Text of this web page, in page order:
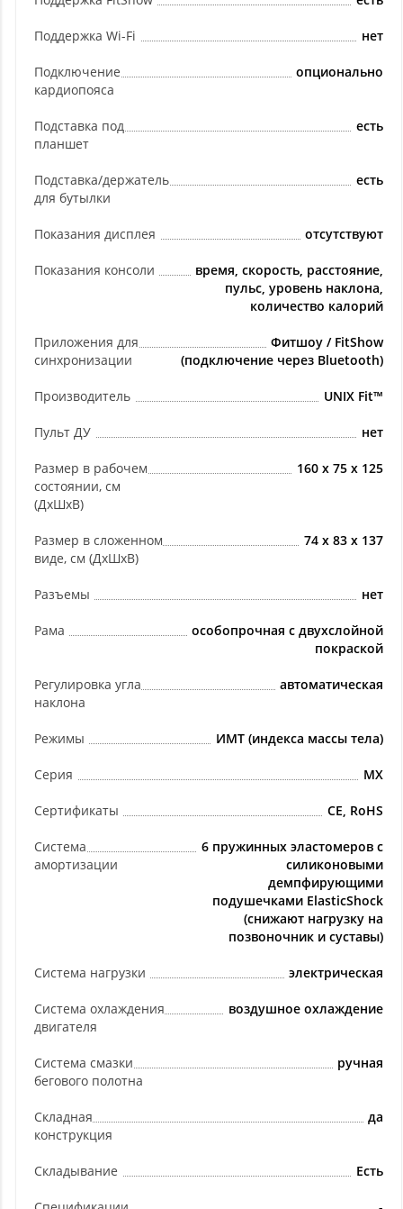
Поддержка Wi-Fi нет
Подключение
кардиопояса
опционально
Подставка под
планшет
есть
Подставка/держатель
для бутылки
есть
Показания дисплея отсутствуют
Показания консоли
время, скорость, расстояние,
пульс, уровень наклона,
количество калорий
Приложения для
синхронизации
Фитшоу / FitShow
(подключение через Bluetooth)
Производитель UNIX Fit™
Пульт ДУ нет
Размер в рабочем
состоянии, см
(ДхШхВ)
160 х 75 х 125
Размер в сложенном
виде, см (ДхШхВ)
74 х 83 х 137
Разъемы нет
Рама
особопрочная с двухслойной
покраской
Регулировка угла
наклона
автоматическая
Режимы ИМТ (индекса массы тела)
Серия MX
Сертификаты CE, RoHS
Система
амортизации
6 пружинных эластомеров с
силиконовыми
демпфирующими
подушечками ElasticShock
(снижают нагрузку на
позвоночник и суставы)
Система нагрузки электрическая
Система охлаждения
двигателя
воздушное охлаждение
Система смазки
бегового полотна
ручная
Складная
конструкция
да
Складывание Есть